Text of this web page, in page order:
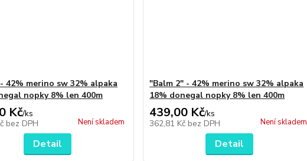
42% merino sw 32% alpaka
nopky 8% len 400m
Kč/ks
bez DPH Není skladem
Detail
"Balm 2" - 42% merino sw 32% alpaka
18% donegal nopky 8% len 400m
439,00 Kč/ks
362,81 Kč bez DPH Není skladem
Detail